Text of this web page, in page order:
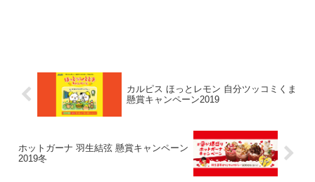
カルピス ほっとレモン 自分ツッコミくま
懸賞キャンペーン2019
ホットガーナ 羽生結弦 懸賞キャンペーン
2019冬